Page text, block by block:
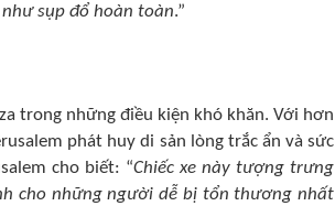
sụp đổ hoàn toàn.”
trong những điều kiện khó khăn. Với hơn
phát huy di sản lòng trắc ẩn và sức
cho biết: “Chiếc xe này tượng trưng
cho những người dễ bị tổn thương nhất